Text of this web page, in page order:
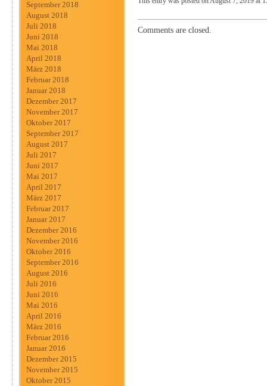
September 2018
August 2018
Juli 2018
Juni 2018
Mai 2018
April 2018
März 2018
Februar 2018
Januar 2018
Dezember 2017
November 2017
Oktober 2017
September 2017
August 2017
Juli 2017
Juni 2017
Mai 2017
April 2017
März 2017
Februar 2017
Januar 2017
Dezember 2016
November 2016
Oktober 2016
September 2016
August 2016
Juli 2016
Juni 2016
Mai 2016
April 2016
März 2016
Februar 2016
Januar 2016
Dezember 2015
November 2015
Oktober 2015
Comments are closed.